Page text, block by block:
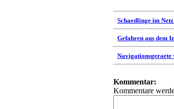
Schaedlinge im
Gefahren aus dem
Navigationsgeraete
Kommentar:
Kommentare